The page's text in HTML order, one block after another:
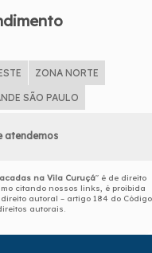
ZONA NORTE
SÃO PAULO
atendemos
na Vila Curuçá" é de direito
citando nossos links, é proibida
autoral – artigo 184 do Código
autorais.